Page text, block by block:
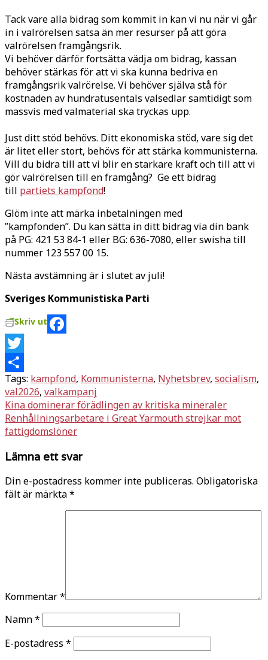
Tack vare alla bidrag som kommit in kan vi nu när vi går
in i valrörelsen satsa än mer resurser på att göra
valrörelsen framgångsrik.
Vi behöver därför fortsätta vädja om bidrag, kassan
behöver stärkas för att vi ska kunna bedriva en
framgångsrik valrörelse. Vi behöver själva stå för
kostnaden av hundratusentals valsedlar samtidigt som
massvis med valmaterial ska tryckas upp.
Just ditt stöd behövs. Ditt ekonomiska stöd, vare sig det
är litet eller stort, behövs för att stärka kommunisterna.
Vill du bidra till att vi blir en starkare kraft och till att vi
gör valrörelsen till en framgång? Ge ett bidrag
till partiets kampfond!
Glöm inte att märka inbetalningen med
”kampfonden”. Du kan sätta in ditt bidrag via din bank
på PG: 421 53 84-1 eller BG: 636-7080, eller swisha till
nummer 123 557 00 15.
Nästa avstämning är i slutet av juli!
Sveriges Kommunistiska Parti
Skriv ut
Facebook
Twitter
Dela
Tags: kampfond, Kommunisterna, Nyhetsbrev, socialism,
val2026, valkampanj
Inläggsnavigering
Kina dominerar förädlingen av kritiska mineraler
Renhållningsarbetare i Great Yarmouth strejkar mot
fattigdomslöner
Lämna ett svar
Din e-postadress kommer inte publiceras. Obligatoriska
fält är märkta*
Kommentar*
Namn*
E-postadress *